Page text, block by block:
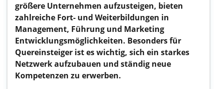
größere Unternehmen aufzusteigen, bieten
zahlreiche Fort- und Weiterbildungen in
Management, Führung und Marketing
Entwicklungsmöglichkeiten. Besonders für
Quereinsteiger ist es wichtig, sich ein starkes
Netzwerk aufzubauen und ständig neue
Kompetenzen zu erwerben.